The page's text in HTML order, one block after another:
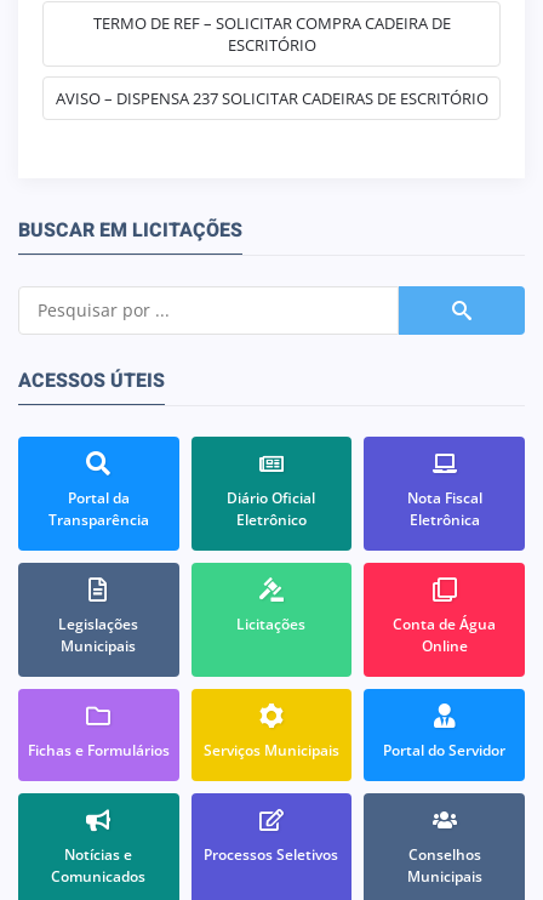
TERMO DE REF – SOLICITAR COMPRA CADEIRA DE
ESCRITÓRIO
AVISO – DISPENSA 237 SOLICITAR CADEIRAS DE ESCRITÓRIO
BUSCAR EM LICITAÇÕES
ACESSOS ÚTEIS
Portal da
Transparência
Diário Oficial
Eletrônico
Nota Fiscal
Eletrônica
Legislações
Municipais
Licitações
Conta de Água
Online
Fichas e Formulários Serviços Municipais Portal do Servidor
Notícias e
Comunicados
Processos Seletivos
Conselhos
Municipais